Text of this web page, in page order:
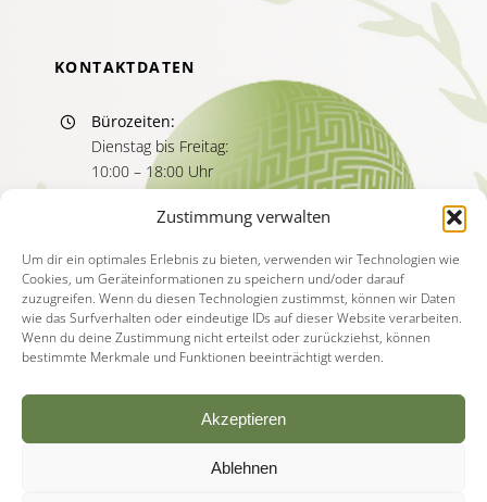
Zustimmung verwalten
Um dir ein optimales Erlebnis zu bieten, verwenden wir Technologien wie
Cookies, um Geräteinformationen zu speichern und/oder darauf
zuzugreifen. Wenn du diesen Technologien zustimmst, können wir Daten
wie das Surfverhalten oder eindeutige IDs auf dieser Website verarbeiten.
Wenn du deine Zustimmung nicht erteilst oder zurückziehst, können
bestimmte Merkmale und Funktionen beeinträchtigt werden.
Akzeptieren
Ablehnen
KONTAKTDATEN
Bürozeiten:
Dienstag bis Freitag:
10:00 – 18:00 Uhr
Sprechzeiten:
11:00 – 13:00 Uhr
15:00 – 17:00 Uhr
© Copyright - 2026 | Akademie für Psychotherapie